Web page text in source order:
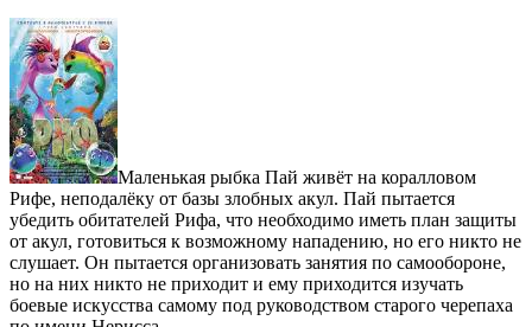
Маленькая рыбка Пай живёт на коралловом
Рифе, неподалёку от базы злобных акул. Пай пытается
убедить обитателей Рифа, что необходимо иметь план защиты
от акул, готовиться к возможному нападению, но его никто не
слушает. Он пытается организовать занятия по самообороне,
но на них никто не приходит и ему приходится изучать
боевые искусства самому под руководством старого черепаха